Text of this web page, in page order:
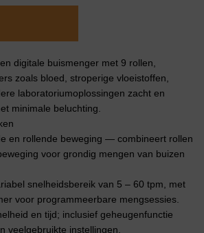
digitale buismenger met 9 rollen,
zoals bloed, stroperige vloeistoffen,
laboratoriumoplossingen zacht en
minimale beluchting.
en rollende beweging — combineert rollen
voor grondig mengen van buizen
snelheidsbereik van 5 – 60 tpm, met
voor programmeerbare mengsessies.
en tijd; inclusief geheugenfunctie
veelgebruikte instellingen.